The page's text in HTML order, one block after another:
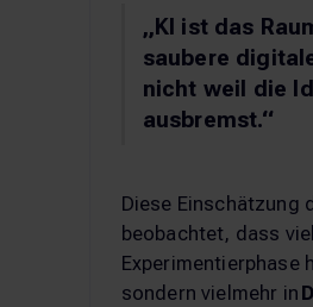
„KI ist das
saubere
nicht weil die
ausbremst.“
Diese Einschätzung
beobachtet, dass
Experimentierphase
sondern vielmehr in